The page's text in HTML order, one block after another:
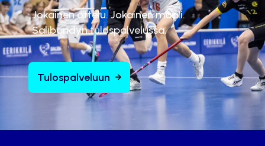
Jokainen ottelu. Jokainen maali.
Salibandyn tulospalvelussa.
Tulospalveluun